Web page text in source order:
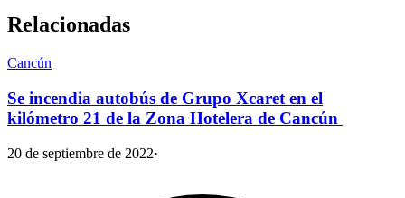
Relacionadas
Cancún
Se incendia autobús de Grupo Xcaret en el
kilómetro 21 de la Zona Hotelera de Cancún
20 de septiembre de 2022·